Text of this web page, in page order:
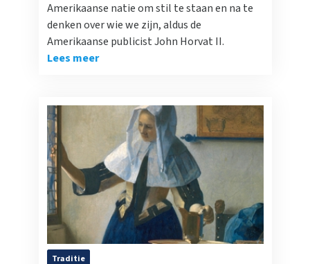
Amerikaanse natie om stil te staan en na te
denken over wie we zijn, aldus de
Amerikaanse publicist John Horvat II.
Lees meer
Traditie